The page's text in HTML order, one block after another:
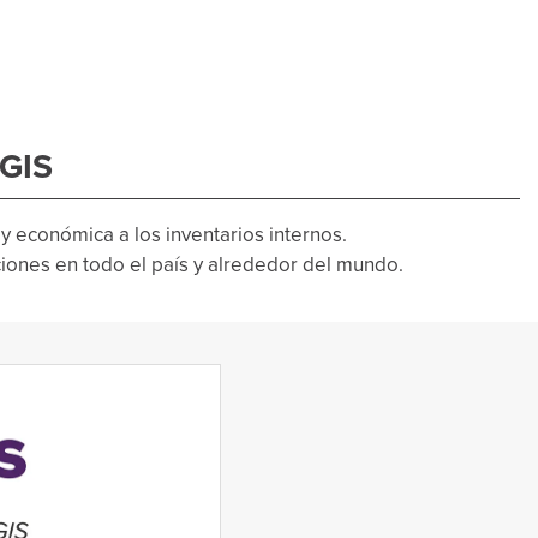
económica a los inventarios internos.
en todo el país y alrededor del mundo.